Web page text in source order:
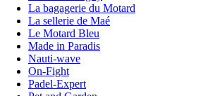
La bagagerie du Motard
La sellerie de Maé
Le Motard Bleu
Made in Paradis
Nauti-wave
On-Fight
Padel-Expert